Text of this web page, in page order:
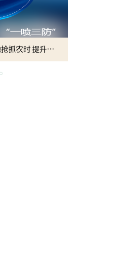
央广全国新闻联播——各地抢抓农时 提升春管效率 夯实夏粮增收基础 (1)